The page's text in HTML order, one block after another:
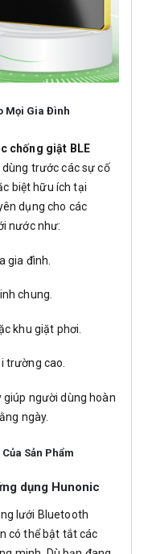
Mọi Gia Đình
chống giật BLE
dùng trước các sự cố
biệt hữu ích tại
dụng cho các
nước như:
gia đình.
chung.
khu giặt phơi.
trường cao.
người dùng hoàn
ngày.
Sản Phẩm
dụng Hunonic
lưới Bluetooth
có thể bật tắt các